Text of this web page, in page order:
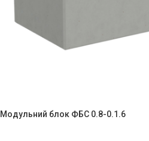
Модульний блок ФБС 0.8-0.1.6